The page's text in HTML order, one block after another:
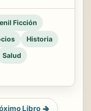
Ficción
Historia
Salud
Libro